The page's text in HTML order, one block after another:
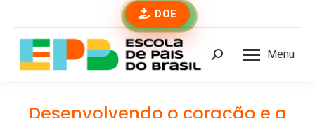
DOE
Menu
Buscar